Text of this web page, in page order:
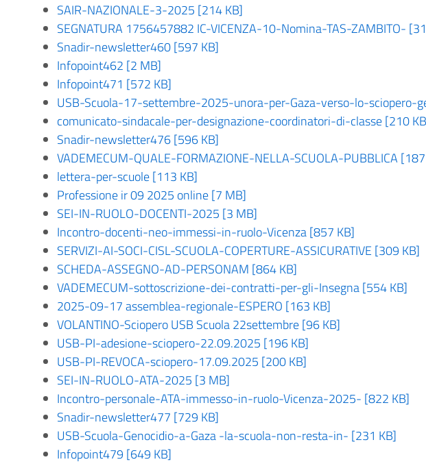
SAIR-NAZIONALE-3-2025 [214 KB]
SEGNATURA 1756457882 IC-VICENZA-10-Nomina-TAS-ZAMBITO-
Snadir-newsletter460 [597 KB]
Infopoint462 [2 MB]
Infopoint471 [572 KB]
USB-Scuola-17-settembre-2025-unora-per-Gaza-verso-lo-sciopero-
comunicato-sindacale-per-designazione-coordinatori-di-classe [210
Snadir-newsletter476 [596 KB]
VADEMECUM-QUALE-FORMAZIONE-NELLA-SCUOLA-PUBBLICA
lettera-per-scuole [113 KB]
Professione ir 09 2025 online [7 MB]
SEI-IN-RUOLO-DOCENTI-2025 [3 MB]
Incontro-docenti-neo-immessi-in-ruolo-Vicenza [857 KB]
SERVIZI-AI-SOCI-CISL-SCUOLA-COPERTURE-ASSICURATIVE [309 KB]
SCHEDA-ASSEGNO-AD-PERSONAM [864 KB]
VADEMECUM-sottoscrizione-dei-contratti-per-gli-Insegna [554 KB]
2025-09-17 assemblea-regionale-ESPERO [163 KB]
VOLANTINO-Sciopero USB Scuola 22settembre [96 KB]
USB-PI-adesione-sciopero-22.09.2025 [196 KB]
USB-PI-REVOCA-sciopero-17.09.2025 [200 KB]
SEI-IN-RUOLO-ATA-2025 [3 MB]
Incontro-personale-ATA-immesso-in-ruolo-Vicenza-2025- [822 KB]
Snadir-newsletter477 [729 KB]
USB-Scuola-Genocidio-a-Gaza -la-scuola-non-resta-in- [231 KB]
Infopoint479 [649 KB]